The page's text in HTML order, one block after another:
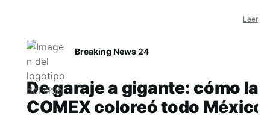
Leer
Breaking News 24
De garaje a gigante: cómo la
COMEX coloreó todo México